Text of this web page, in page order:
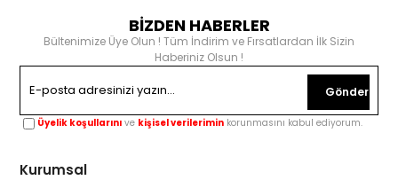
BİZDEN HABERLER
Bültenimize Üye Olun ! Tüm İndirim ve Fırsatlardan İlk Sizin
Haberiniz Olsun !
Gönder
Üyelik koşullarını ve kişisel verilerimin korunmasını kabul ediyorum.
Kurumsal